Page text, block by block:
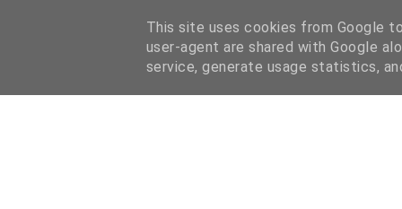
I WANT YOUR TEXT COFFEE READING
This site uses cookies from Google
user-agent are shared with Google
service, generate usage statistics,